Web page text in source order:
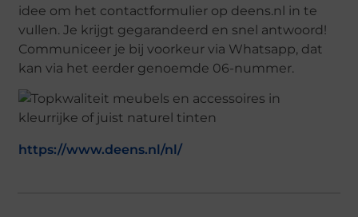
idee om het contactformulier op deens.nl in te
vullen. Je krijgt gegarandeerd en snel antwoord!
Communiceer je bij voorkeur via Whatsapp, dat
kan via het eerder genoemde 06-nummer.
https://www.deens.nl/nl/